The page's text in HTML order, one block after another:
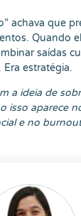
achava que
Quando
saídas
Era estratégia.
a ideia de
isso aparece
e no